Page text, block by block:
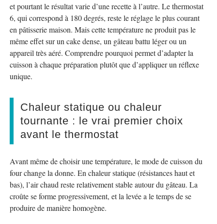
et pourtant le résultat varie d’une recette à l’autre. Le thermostat
6, qui correspond à 180 degrés, reste le réglage le plus courant
en pâtisserie maison. Mais cette température ne produit pas le
même effet sur un cake dense, un gâteau battu léger ou un
appareil très aéré. Comprendre pourquoi permet d’adapter la
cuisson à chaque préparation plutôt que d’appliquer un réflexe
unique.
Chaleur statique ou chaleur
tournante : le vrai premier choix
avant le thermostat
Avant même de choisir une température, le mode de cuisson du
four change la donne. En chaleur statique (résistances haut et
bas), l’air chaud reste relativement stable autour du gâteau. La
croûte se forme progressivement, et la levée a le temps de se
produire de manière homogène.